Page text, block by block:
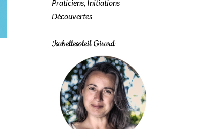
Praticiens, Initiations
Découvertes
Isabellesoleil Girard